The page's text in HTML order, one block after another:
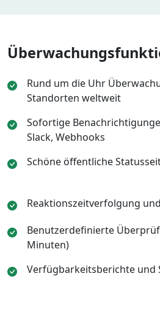
Rund um die Uhr
Standorten weltweit
Sofortige
Slack, Webhooks
Schöne öffentliche
Reaktionszeitverfolgung
Benutzerdefinierte
Minuten)
Verfügbarkeitsberichte und